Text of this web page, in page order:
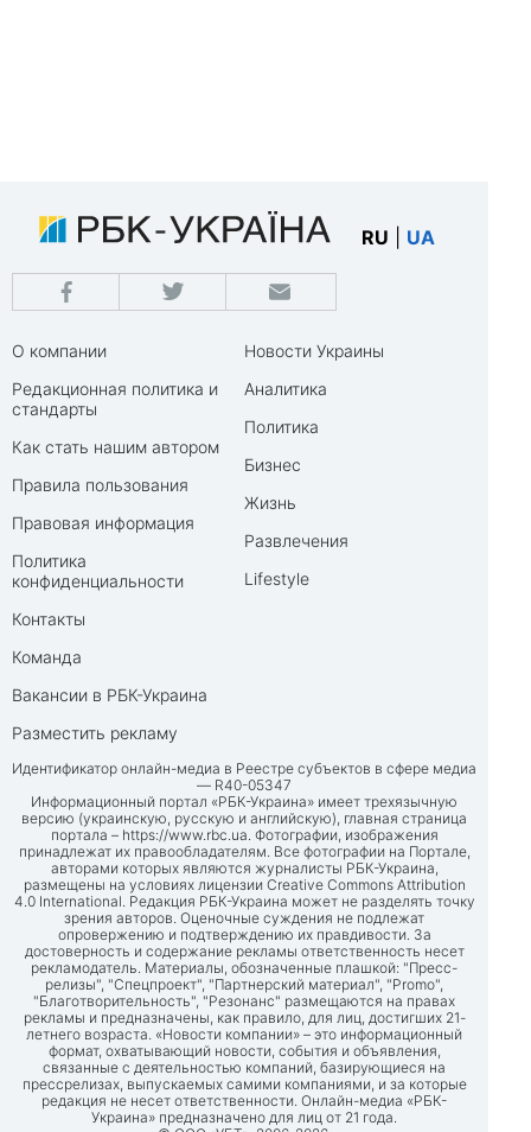
RU UA
О компании
Редакционная политика и
стандарты
Как стать нашим автором
Правила пользования
Правовая информация
Политика
конфиденциальности
Контакты
Команда
Вакансии в РБК-Украина
Разместить рекламу
Новости Украины
Аналитика
Политика
Бизнес
Жизнь
Развлечения
Lifestyle
Идентификатор онлайн-медиа в Реестре субъектов в сфере медиа
— R40-05347
Информационный портал «РБК-Украина» имеет трехязычную
версию (украинскую, русскую и английскую), главная страница
портала – https://www.rbc.ua. Фотографии, изображения
принадлежат их правообладателям. Все фотографии на Портале,
авторами которых являются журналисты РБК-Украина,
размещены на условиях лицензии Creative Commons Attribution
4.0 International. Редакция РБК-Украина может не разделять точку
зрения авторов. Оценочные суждения не подлежат
опровержению и подтверждению их правдивости. За
достоверность и содержание рекламы ответственность несет
рекламодатель. Материалы, обозначенные плашкой: "Пресс-
релизы", "Спецпроект", "Партнерский материал", "Promo",
"Благотворительность", "Резонанс" размещаются на правах
рекламы и предназначены, как правило, для лиц, достигших 21-
летнего возраста. «Новости компании» – это информационный
формат, охватывающий новости, события и объявления,
связанные с деятельностью компаний, базирующиеся на
прессрелизах, выпускаемых самими компаниями, и за которые
редакция не несет ответственности. Онлайн-медиа «РБК-
Украина» предназначено для лиц от 21 года.